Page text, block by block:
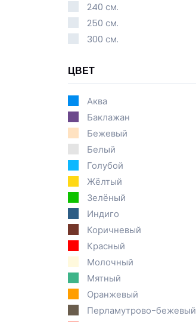
240 см.
250 см.
300 см.
ЦВЕТ
Аква
Баклажан
Бежевый
Белый
Голубой
Жёлтый
Зелёный
Индиго
Коричневый
Красный
Молочный
Мятный
Оранжевый
Перламутрово-бежевый